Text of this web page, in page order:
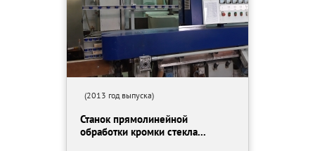
(2013 год выпуска)
Станок прямолинейной
обработки кромки стекла...